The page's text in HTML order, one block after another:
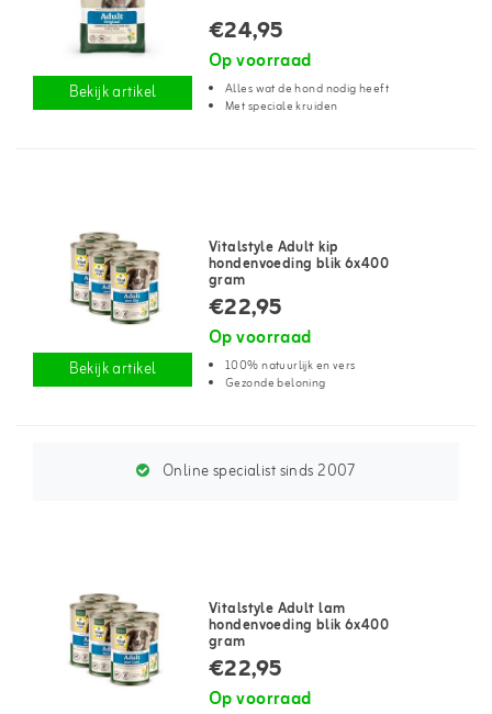
Bekijk artikel
€24,95
Op voorraad
Alles wat de hond nodig heeft
Met speciale kruiden
Bekijk artikel
Vitalstyle Adult kip
hondenvoeding blik 6x400
gram
€22,95
Op voorraad
100% natuurlijk en vers
Gezonde beloning
Online specialist sinds 2007
Vitalstyle Adult lam
hondenvoeding blik 6x400
gram
€22,95
Op voorraad